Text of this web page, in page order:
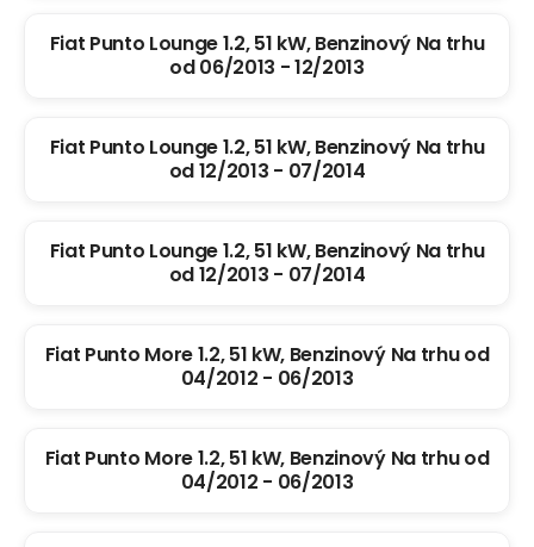
Fiat Punto Lounge 1.2, 51 kW, Benzinový Na trhu
od 06/2013 - 12/2013
Fiat Punto Lounge 1.2, 51 kW, Benzinový Na trhu
od 12/2013 - 07/2014
Fiat Punto Lounge 1.2, 51 kW, Benzinový Na trhu
od 12/2013 - 07/2014
Fiat Punto More 1.2, 51 kW, Benzinový Na trhu od
04/2012 - 06/2013
Fiat Punto More 1.2, 51 kW, Benzinový Na trhu od
04/2012 - 06/2013